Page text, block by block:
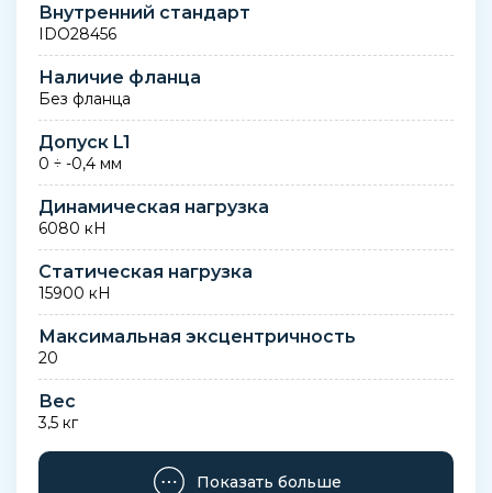
Внутренний стандарт
IDO28456
Наличие фланца
Без фланца
Допуск L1
0 ÷ -0,4 мм
Динамическая нагрузка
6080 кН
Статическая нагрузка
15900 кН
Максимальная эксцентричность
20
Вес
3,5 кг
Артикул
Показать больше